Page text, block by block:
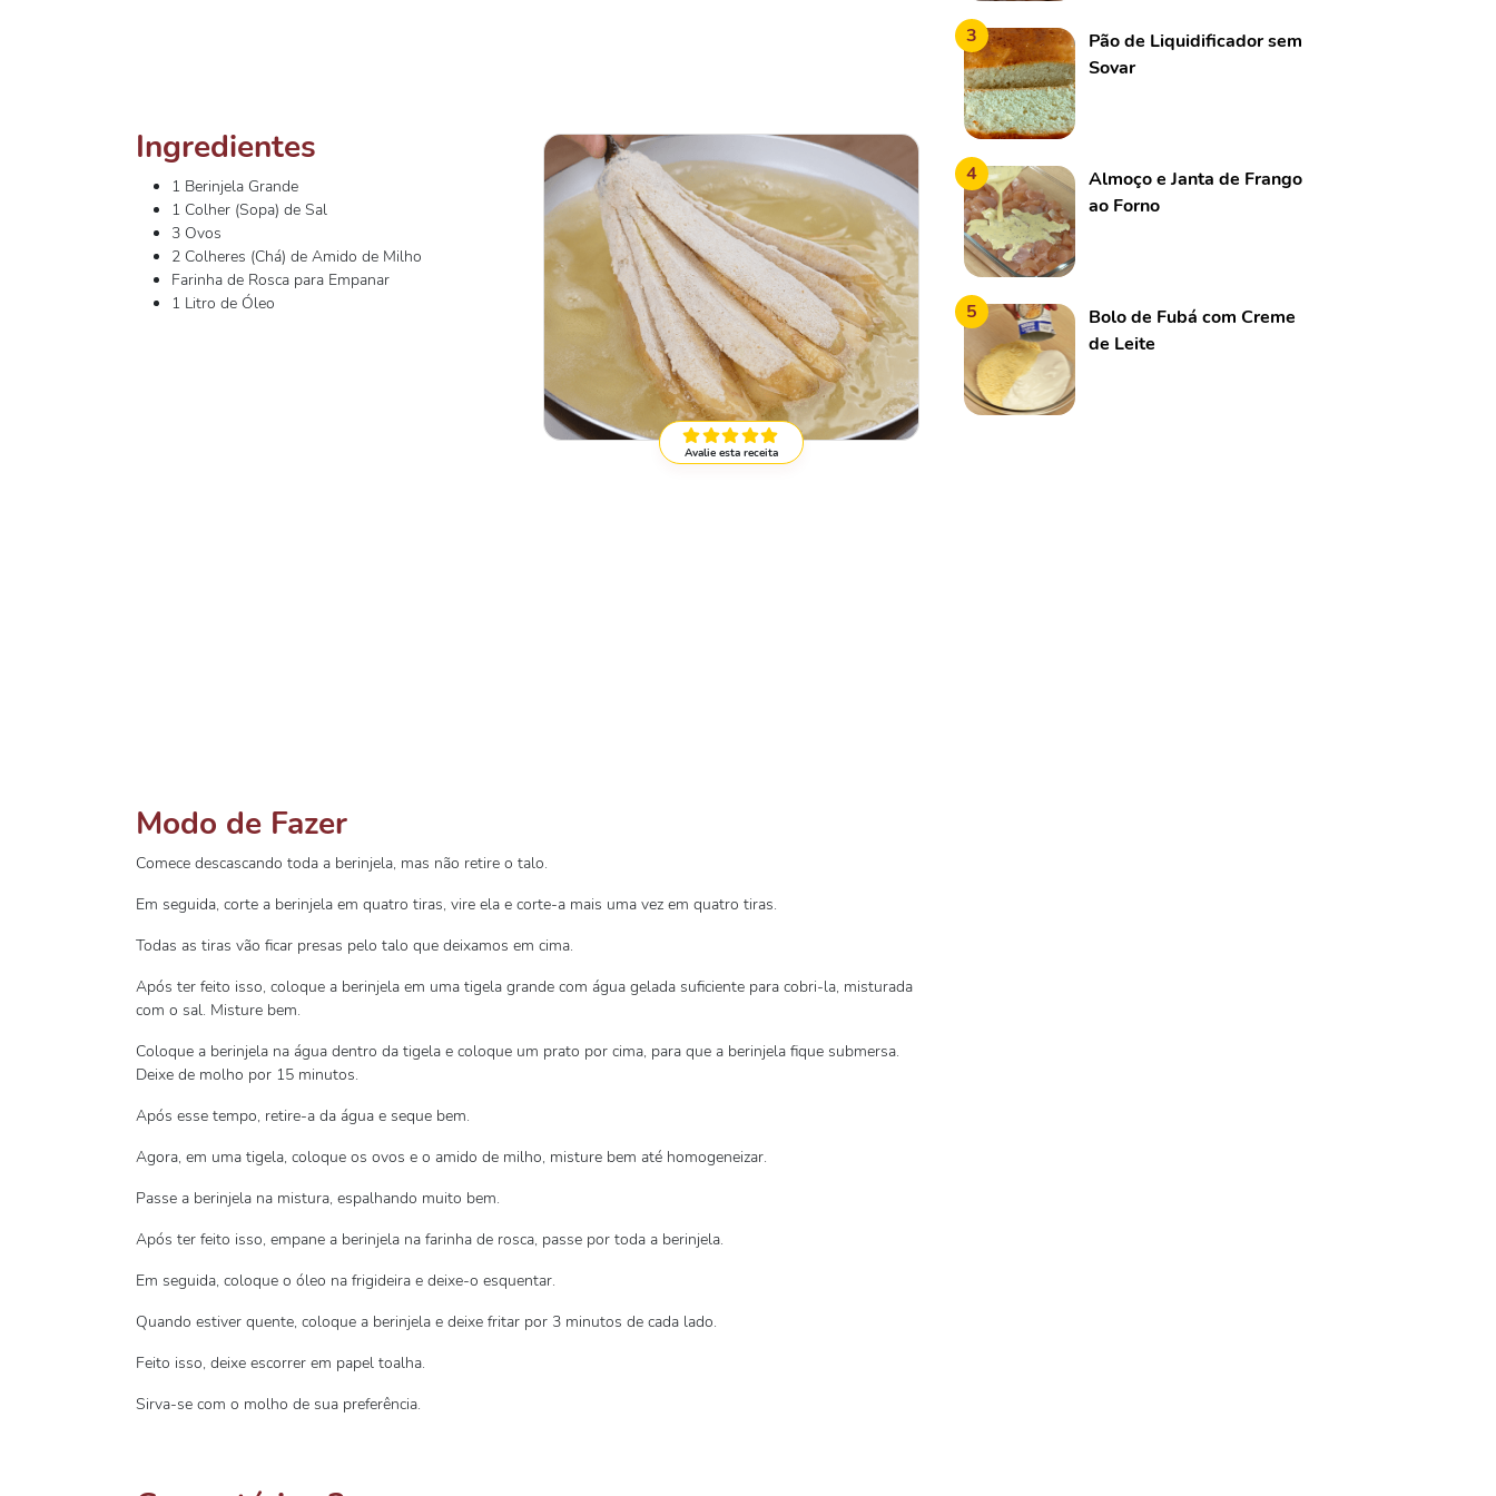
Avalie esta receita
Ingredientes
1 Berinjela Grande
1 Colher (Sopa) de Sal
3 Ovos
2 Colheres (Chá) de Amido de Milho
Farinha de Rosca para Empanar
1 Litro de Óleo
Modo de Fazer
Comece descascando toda a berinjela, mas não retire o talo.
Em seguida, corte a berinjela em quatro tiras, vire ela e corte-a mais uma vez em quatro tiras.
Todas as tiras vão ficar presas pelo talo que deixamos em cima.
Após ter feito isso, coloque a berinjela em uma tigela grande com água gelada suficiente para cobri-la, misturada
com o sal. Misture bem.
Coloque a berinjela na água dentro da tigela e coloque um prato por cima, para que a berinjela fique submersa.
Deixe de molho por 15 minutos.
Após esse tempo, retire-a da água e seque bem.
Agora, em uma tigela, coloque os ovos e o amido de milho, misture bem até homogeneizar.
Passe a berinjela na mistura, espalhando muito bem.
Após ter feito isso, empane a berinjela na farinha de rosca, passe por toda a berinjela.
Em seguida, coloque o óleo na frigideira e deixe-o esquentar.
Quando estiver quente, coloque a berinjela e deixe fritar por 3 minutos de cada lado.
Feito isso, deixe escorrer em papel toalha.
Sirva-se com o molho de sua preferência.
3
Pão de Liquidificador sem
Sovar
4
Almoço e Janta de Frango
ao Forno
5
Bolo de Fubá com Creme
de Leite